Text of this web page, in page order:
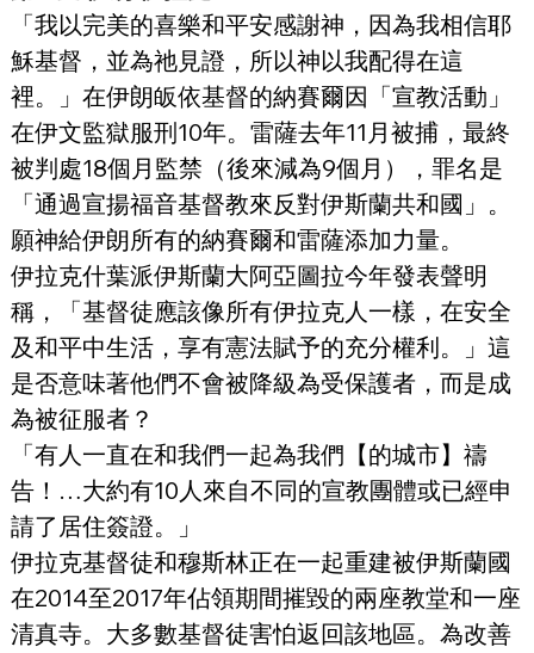
「我以完美的喜樂和平安感謝神，因為我相信耶
穌基督，並為祂見證，所以神以我配得在這
裡。」在伊朗皈依基督的納賽爾因「宣教活動」
在伊文監獄服刑10年。雷薩去年11月被捕，最終
被判處18個月監禁（後來減為9個月），罪名是
「通過宣揚福音基督教來反對伊斯蘭共和國」。
願神給伊朗所有的納賽爾和雷薩添加力量。
伊拉克什葉派伊斯蘭大阿亞圖拉今年發表聲明
稱，「基督徒應該像所有伊拉克人一樣，在安全
及和平中生活，享有憲法賦予的充分權利。」這
是否意味著他們不會被降級為受保護者，而是成
為被征服者？
「有人一直在和我們一起為我們【的城市】禱
告！…大約有10人來自不同的宣教團體或已經申
請了居住簽證。」
伊拉克基督徒和穆斯林正在一起重建被伊斯蘭國
在2014至2017年佔領期間摧毀的兩座教堂和一座
清真寺。大多數基督徒害怕返回該地區。為改善